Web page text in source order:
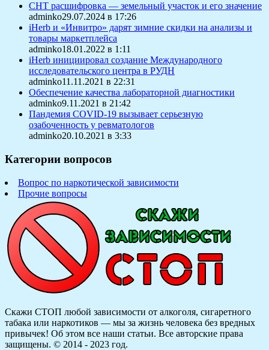
СНТ расшифровка — земельный участок и его значение
adminko29.07.2024 в 17:26
iHerb и «Инвитро» дарят зимние скидки на анализы и
товары маркетплейса
adminko18.01.2022 в 1:11
iHerb инициировал создание Международного
исследовательского центра в РУДН
adminko11.11.2021 в 22:31
Обеспечение качества лабораторной диагностики
adminko9.11.2021 в 21:42
Пандемия COVID-19 вызывает серьезную
озабоченность у ревматологов
adminko20.10.2021 в 3:33
Категории вопросов
Вопрос по наркотической зависимости
Прочие вопросы
Скажи СТОП любой зависимости от алкоголя, сигаретного
табака или наркотиков — мы за жизнь человека без вредных
привычек! Об этом все наши статьи. Все авторские права
защищены. © 2014 - 2023 год.